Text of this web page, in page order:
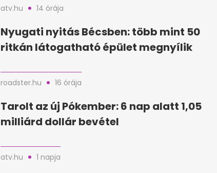
atv.hu 14 órája
Nyugati nyitás Bécsben: több mint 50
ritkán látogatható épület megnyílik
roadster.hu 16 órája
Tarolt az új Pókember: 6 nap alatt 1,05
milliárd dollár bevétel
atv.hu 1 napja